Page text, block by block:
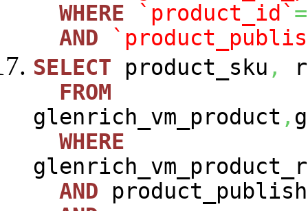
WHERE
`product_id` =
AND
SELECT product_sku ,
FROM
glenrich_vm_product ,
WHERE
AND product_publish